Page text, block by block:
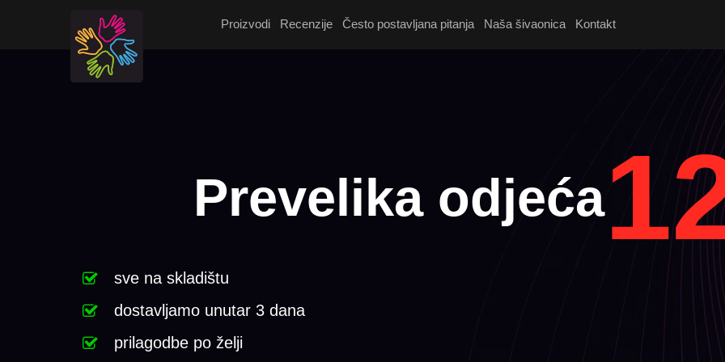
Proizvodi Recenzije Često postavljana pitanja Naša šivaonica Kontakt
Prevelika odjeća
sve na skladištu
dostavljamo unutar 3 dana
prilagodbe po želji